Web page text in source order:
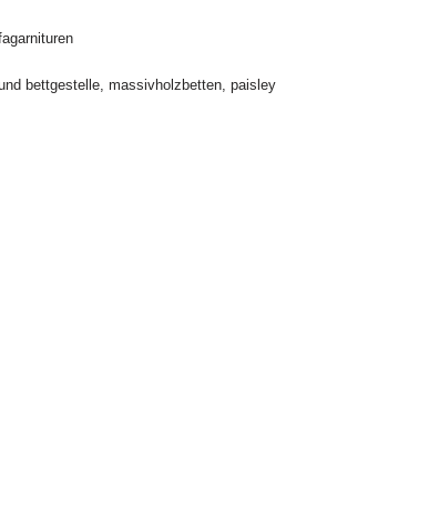
bettgestelle, massivholzbetten, paisley